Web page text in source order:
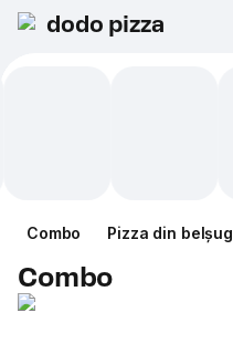
dodo pizza
Combo Pizza din belșug
Combo